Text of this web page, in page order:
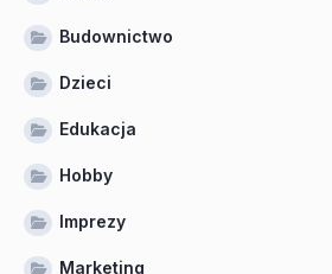
Budownictwo
Dzieci
Edukacja
Hobby
Imprezy
Marketing